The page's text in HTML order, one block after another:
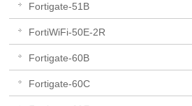
Fortigate-51B
FortiWiFi-50E-2R
Fortigate-60B
Fortigate-60C